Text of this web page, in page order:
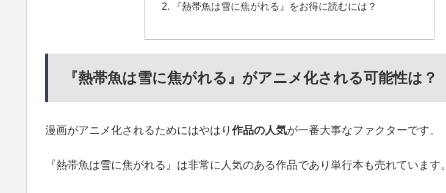
『熱帯魚は雪に焦がれる』をお得に読むには？
『熱帯魚は雪に焦がれる』がアニメ化される可能性は？
漫画がアニメ化されるためにはやはり 作品の人気が一番大事なファクターです。
『熱帯魚は雪に焦がれる』は非常に人気のある作品であり単行本も売れています。